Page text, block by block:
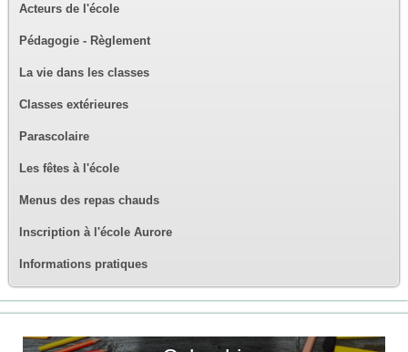
Acteurs de l'école
Pédagogie - Règlement
La vie dans les classes
Classes extérieures
Parascolaire
Les fêtes à l'école
Menus des repas chauds
Inscription à l'école Aurore
Informations pratiques